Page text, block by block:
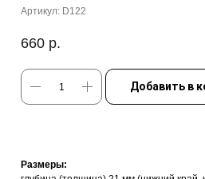
Артикул: D122
660 р.
Добавить в
Размеры: